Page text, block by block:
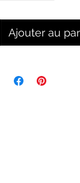
Ajouter au